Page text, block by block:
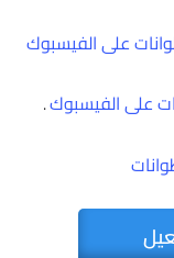
على الفيسبوك
على الفيسبوك.